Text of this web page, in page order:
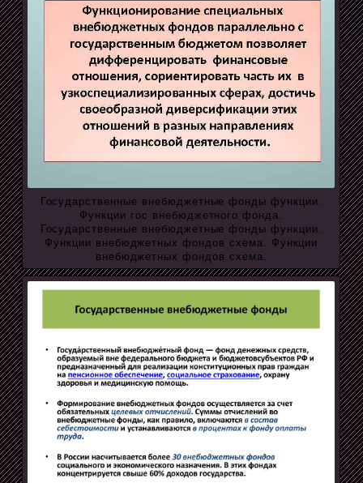
Государственные внебюджетные фонды функции.
Функции гос внебюджетного фонда.
Государственные внебюджетные фонды функции.
Функции внебюджетных фондов схема. Функции
внебюджетных фондов схема.